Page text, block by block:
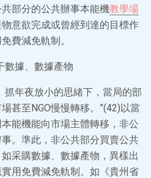
部分的公共辦事本能機教學場
意欲完成或曾經到達的目標作
費減免軌制。
數據、數據產物
抓年夜放小的思緒下，當局的部
甚至NGO慢慢轉移。”(42)以當
能機能向市場主體轉移，非公
。準此，非公共部分買賣公共
采購數據、數據產物，異樣出
用免費減免軌制。如《貴州省